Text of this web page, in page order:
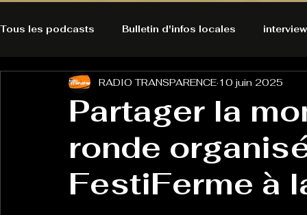
Tous les podcasts Bulletin d'infos locales
A l'Ecoute de la Peau Alternatives Ecologiques
Bonnes résolutions de
Du pain et des parpaings GOOD VIBES
Partager la
ronde
FestiFerme à
RADIO TRANSPARENCE 10 juin 2025